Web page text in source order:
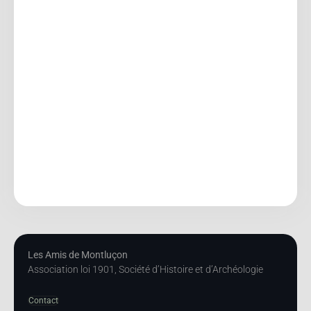
Les Amis de Montluçon
Association loi 1901, Société d’Histoire et d’Archéologie
Contact